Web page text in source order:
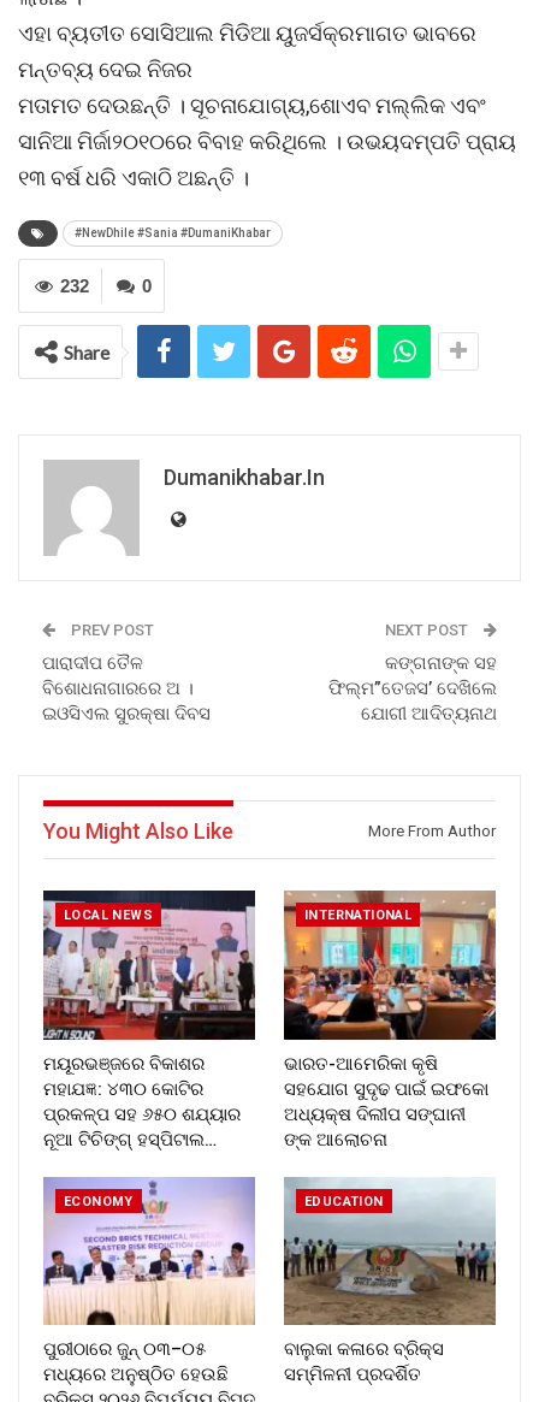
ଏହା ବ୍ୟତୀତ ସୋସିଆଲ ମିଡିଆ ୟୁଜର୍ସକ୍ରମାଗତ ଭାବରେ
ମନ୍ତବ୍ୟ ଦେଇ ନିଜର
ମତାମତ ଦେଉଛନ୍ତି । ସୂଚନାଯୋଗ୍ୟ,ଶୋଏବ ମଲ୍ଲିକ ଏବଂ
ସାନିଆ ମିର୍ଜା୨୦୧୦ରେ ବିବାହ କରିଥିଲେ । ଉଭୟଦମ୍ପତି ପ୍ରାୟ
୧୩ ବର୍ଷ ଧରି ଏକାଠି ଅଛନ୍ତି ।
#NewDhile #Sania #DumaniKhabar
0
232
Share
Dumanikhabar.in
PREV POST
ପାରାଦୀପ ତୈଳ
ବିଶୋଧନାଗାରରେ ଅ ।
ଇଓସିଏଲ ସୁରକ୍ଷା ଦିବସ
NEXT POST
କଙ୍ଗନାଙ୍କ ସହ
ଫିଲ୍ମ”ତେଜସ’ ଦେଖିଲେ
ଯୋଗୀ ଆଦିତ୍ୟନାଥ
You Might Also Like More From Author
LOCAL NEWS
ମୟୂରଭଞ୍ଜରେ ବିକାଶର
ମହାଯଜ୍ଞ: ୪୩୦ କୋଟିର
ପ୍ରକଳ୍ପ ସହ ୬୫୦ ଶଯ୍ୟାର
ନୂଆ ଟିଚିଙ୍ଗ୍ ହସ୍ପିଟାଲ…
INTERNATIONAL
ଭାରତ-ଆମେରିକା କୃଷି
ସହଯୋଗ ସୁଦୃଢ ପାଇଁ ଇଫକୋ
ଅଧ୍ୟକ୍ଷ ଦିଲୀପ ସଙ୍ଘାନୀ
ଙ୍କ ଆଲୋଚନା
ECONOMY
ପୁରୀଠାରେ ଜୁନ୍ ୦୩–୦୫
ମଧ୍ୟରେ ଅନୁଷ୍ଠିତ ହେଉଛି
EDUCATION
ବାଲୁକା କଳାରେ ବ୍ରିକ୍ସ
ସମ୍ମିଳନୀ ପ୍ରଦର୍ଶିତ